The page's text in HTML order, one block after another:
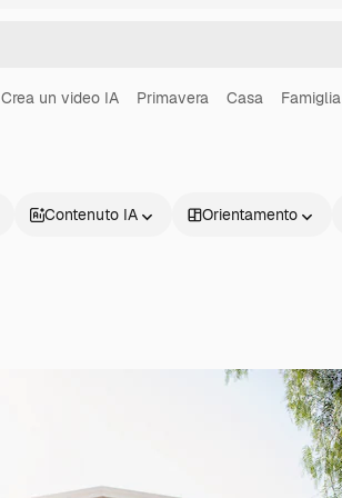
Crea un video IA Primavera Casa Famiglia
Contenuto IA Orientamento